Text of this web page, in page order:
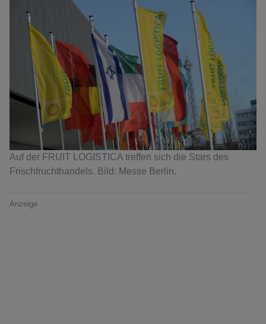
Auf der FRUIT LOGISTICA treffen sich die Stars des
Frischfruchthandels. Bild: Messe Berlin.
Anzeige